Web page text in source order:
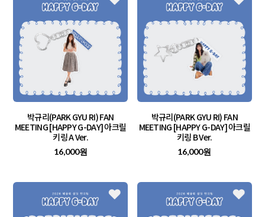
박규리(PARK GYU RI) FAN
MEETING [HAPPY G-DAY] 아크릴
키링 A Ver.
16,000원
박규리(PARK GYU RI) FAN
MEETING [HAPPY G-DAY] 아크릴
키링 B Ver.
16,000원